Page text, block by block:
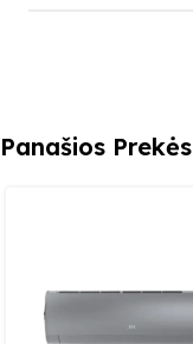
Panašios Prekės